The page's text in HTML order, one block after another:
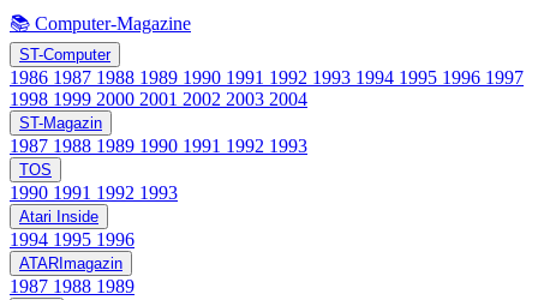
📚 Computer-Magazine
ST-Computer
1986 1987 1988 1989 1990 1991 1992 1993 1994 1995 1996 1997
1998 1999 2000 2001 2002 2003 2004
ST-Magazin
1987 1988 1989 1990 1991 1992 1993
TOS
1990 1991 1992 1993
Atari Inside
1994 1995 1996
ATARImagazin
1987 1988 1989